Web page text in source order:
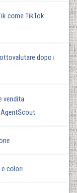
come TikTok
dopo i
vendita
colori